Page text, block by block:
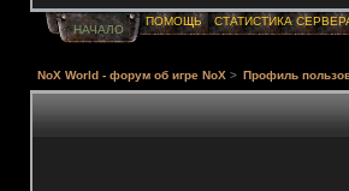
НАЧАЛО
ПОМОЩЬ СТАТИСТИКА
NoX World - форум об игре NoX > Профиль